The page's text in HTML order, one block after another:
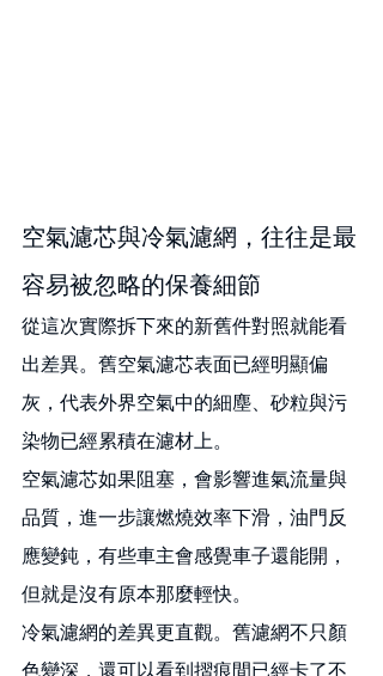
空氣濾芯與冷氣濾網，往往是最
容易被忽略的保養細節
從這次實際拆下來的新舊件對照就能看
出差異。舊空氣濾芯表面已經明顯偏
灰，代表外界空氣中的細塵、砂粒與污
染物已經累積在濾材上。
空氣濾芯如果阻塞，會影響進氣流量與
品質，進一步讓燃燒效率下滑，油門反
應變鈍，有些車主會感覺車子還能開，
但就是沒有原本那麼輕快。
冷氣濾網的差異更直觀。舊濾網不只顏
色變深，還可以看到摺痕間已經卡了不